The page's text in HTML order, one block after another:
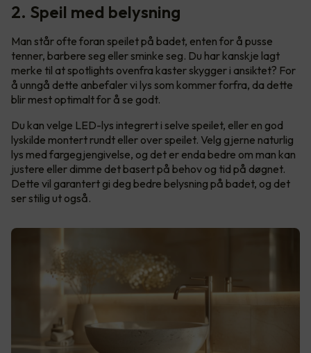
2. Speil med belysning
Man står ofte foran speilet på badet, enten for å pusse
tenner, barbere seg eller sminke seg. Du har kanskje lagt
merke til at spotlights ovenfra kaster skygger i ansiktet? For
å unngå dette anbefaler vi lys som kommer forfra, da dette
blir mest optimalt for å se godt.
Du kan velge LED-lys integrert i selve speilet, eller en god
lyskilde montert rundt eller over speilet. Velg gjerne naturlig
lys med fargegjengivelse, og det er enda bedre om man kan
justere eller dimme det basert på behov og tid på døgnet.
Dette vil garantert gi deg bedre belysning på badet, og det
ser stilig ut også.